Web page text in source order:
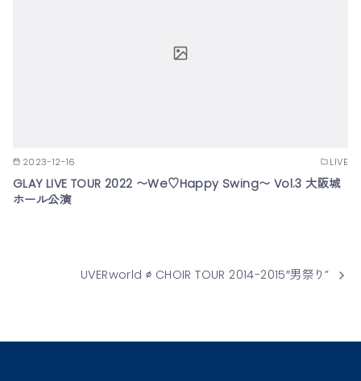
2023-12-16 LIVE
GLAY LIVE TOUR 2022 〜We♡Happy Swing〜 Vol.3 大阪城
ホール公演
UVERworld ∅ CHOIR TOUR 2014-2015″男祭り”